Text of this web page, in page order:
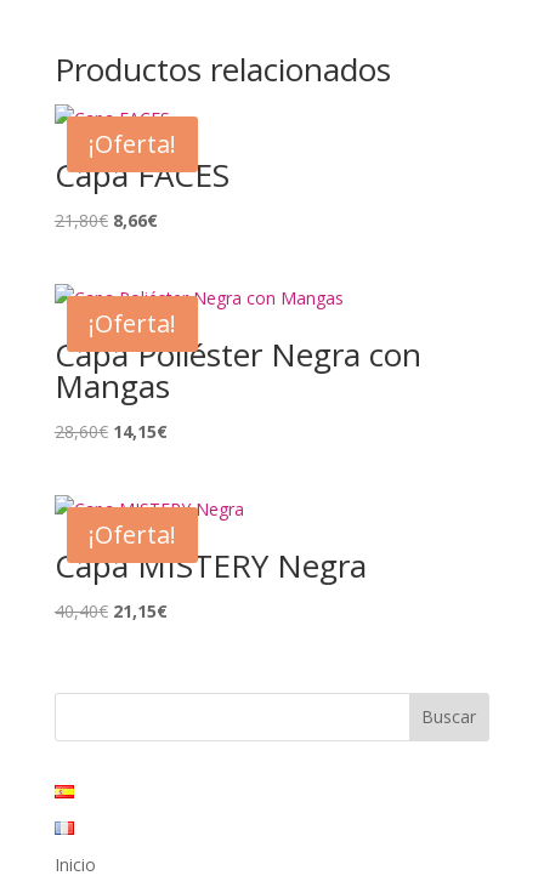
Productos relacionados
¡Oferta!
Capa FACES
21,80€ El
era:
21,80€.
8,66€El
es:
8,66€.
¡Oferta!
Capa Poliéster Negra con
Mangas
28,60€ El
era:
28,60€.
14,15€El
es:
14,15€.
¡Oferta!
Capa MISTERY Negra
40,40€ El
era:
21,15€El
es:
Inicio